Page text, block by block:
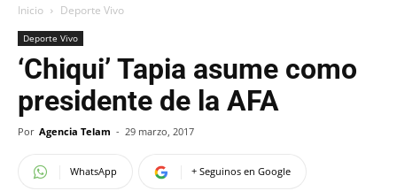
Inicio Deporte Vivo
Deporte Vivo
‘Chiqui’ Tapia asume como
presidente de la AFA
Por Agencia Telam - 29 marzo, 2017
WhatsApp + Seguinos en Google